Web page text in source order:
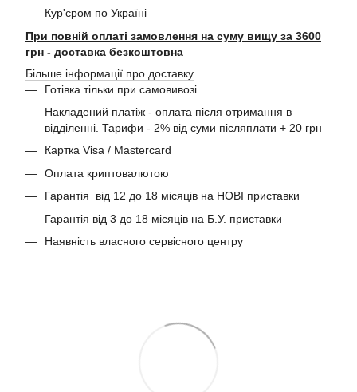
Кур'єром по Україні
При повній оплаті замовлення на суму вищу за 3600
грн - доставка безкоштовна
Більше інформації про доставку
Готівка тільки при самовивозі
Накладений платіж - оплата після отримання в
відділенні. Тарифи - 2% від суми післяплати + 20 грн
Картка Visa / Mastercard
Оплата криптовалютою
Гарантія від 12 до 18 місяців на НОВІ приставки
Гарантія від 3 до 18 місяців на Б.У. приставки
Наявність власного сервісного центру